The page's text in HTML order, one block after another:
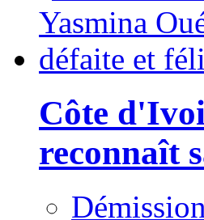
Côte
reconnaît